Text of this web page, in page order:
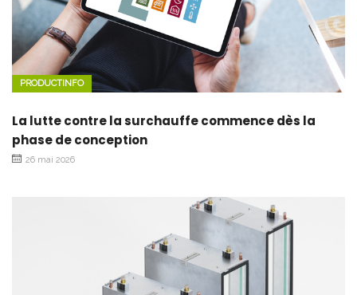
PRODUCTINFO
La lutte contre la surchauffe commence dès la
phase de conception
26 mai 2026